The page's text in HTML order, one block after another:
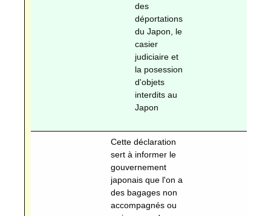
des
déportations
du Japon, le
casier
judiciaire et
la posession
d'objets
interdits au
Japon
Cette déclaration
sert à informer le
gouvernement
japonais que l'on a
des bagages non
accompagnés ou